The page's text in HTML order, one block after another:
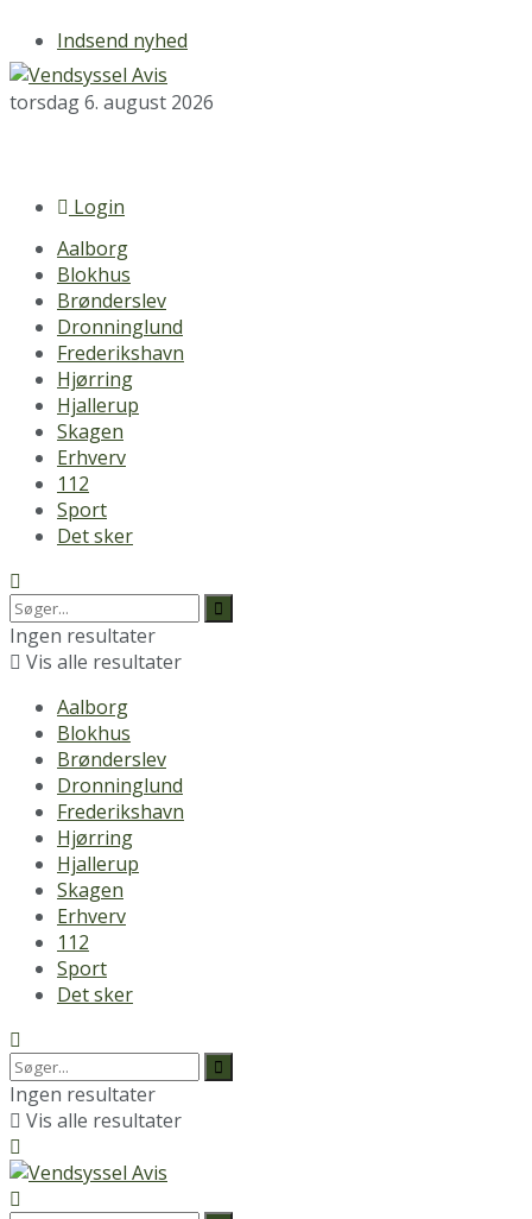
Indsend nyhed
torsdag 6. august 2026
Login
Aalborg
Blokhus
Brønderslev
Dronninglund
Frederikshavn
Hjørring
Hjallerup
Skagen
Erhverv
112
Sport
Det sker
Ingen resultater
Vis alle resultater
Aalborg
Blokhus
Brønderslev
Dronninglund
Frederikshavn
Hjørring
Hjallerup
Skagen
Erhverv
112
Sport
Det sker
Ingen resultater
Vis alle resultater